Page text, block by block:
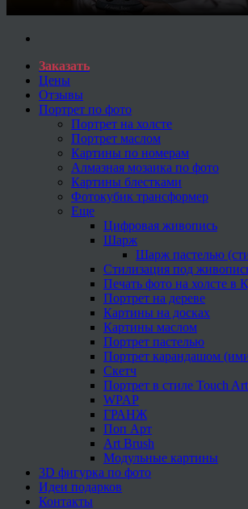
Заказать
Цены
Отзывы
Портрет по фото
Портрет на холсте
Портрет маслом
Картины по номерам
Алмазная мозаика по фото
Картины блестками
Фотокубик трансформер
Еще
Цифровая живопись
Шарж
Шарж пастелью
Стилизация под
Печать фото на холсте в
Портрет на дереве
Картины на досках
Картины маслом
Портрет пастелью
Портрет карандашом
Скетч
Портрет в стиле Touch Art
WPAP
ГРАНЖ
Поп Арт
Art Brush
Модульные картины
3D фигурка по фото
Идеи подарков
Контакты